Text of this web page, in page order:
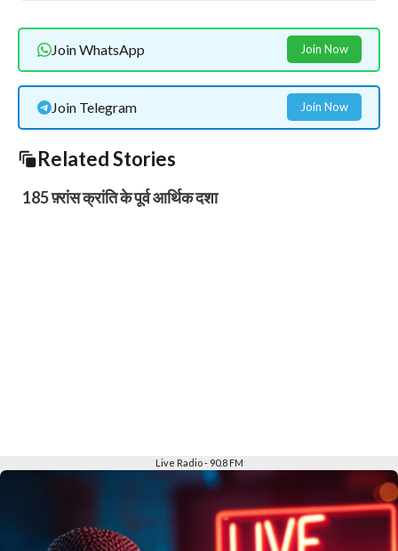
Join WhatsApp Join Now
Join Telegram Join Now
Related Stories
185 फ़्रांस क्रांति के पूर्व आर्थिक दशा
Live Radio - 90.8 FM